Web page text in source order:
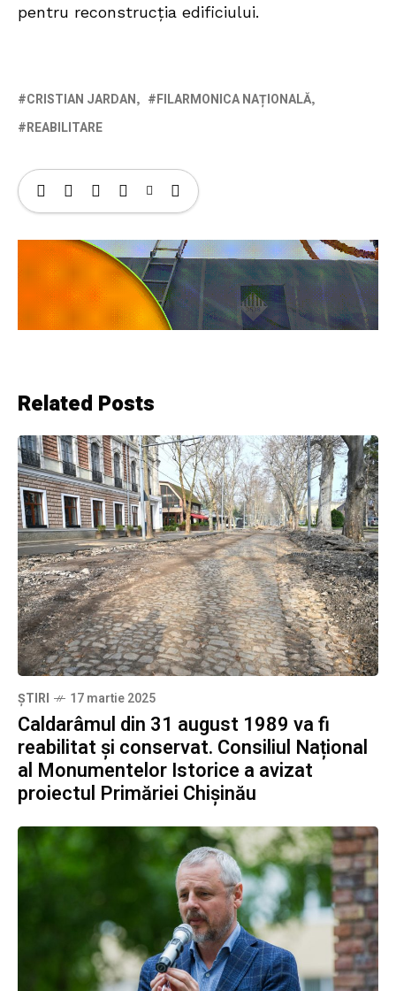
pentru reconstrucția edificiului.
CRISTIAN JARDAN
FILARMONICA NAȚIONALĂ
REABILITARE
Related Posts
ȘTIRI 17 martie 2025
Caldarâmul din 31 august 1989 va fi
reabilitat și conservat. Consiliul Național
al Monumentelor Istorice a avizat
proiectul Primăriei Chișinău